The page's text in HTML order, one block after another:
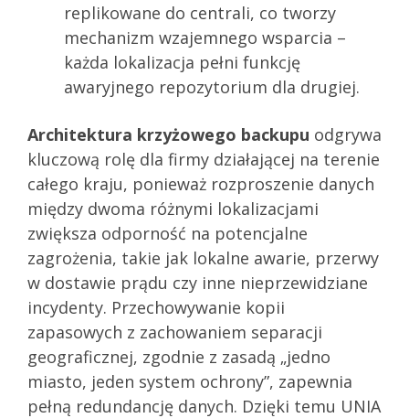
replikowane do centrali, co tworzy
mechanizm wzajemnego wsparcia –
każda lokalizacja pełni funkcję
awaryjnego repozytorium dla drugiej.
Architektura krzyżowego backupu odgrywa
kluczową rolę dla firmy działającej na terenie
całego kraju, ponieważ rozproszenie danych
między dwoma różnymi lokalizacjami
zwiększa odporność na potencjalne
zagrożenia, takie jak lokalne awarie, przerwy
w dostawie prądu czy inne nieprzewidziane
incydenty. Przechowywanie kopii
zapasowych z zachowaniem separacji
geograficznej, zgodnie z zasadą „jedno
miasto, jeden system ochrony”, zapewnia
pełną redundancję danych. Dzięki temu UNIA